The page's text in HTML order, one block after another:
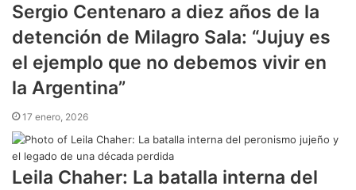
Sergio Centenaro a diez años de la
detención de Milagro Sala: “Jujuy es
el ejemplo que no debemos vivir en
la Argentina”
17 enero, 2026
Leila Chaher: La batalla interna del